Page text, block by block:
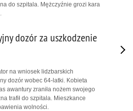
do szpitala. Mężczyźnie grozi kara
dozór za uszkodzenie
na wniosek lidzbarskich
dozór wobec 64-latki. Kobieta
awantury zraniła nożem swojego
trafił do szpitala. Mieszkance
wolności.